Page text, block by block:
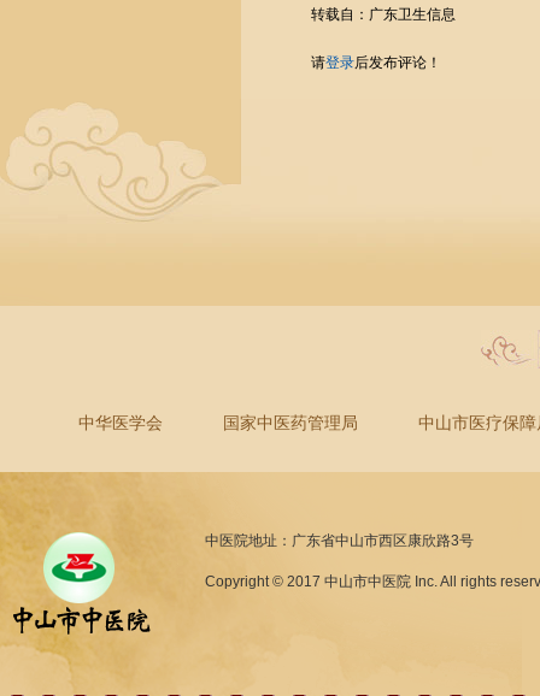
转载自：广东卫生信息
请登录后发布评论！
中华医学会 国家中医药管理局 中山市医疗保障
中医院地址：广东省中山市西区康欣路3号
Copyright © 2017 中山市中医院 Inc. All rights